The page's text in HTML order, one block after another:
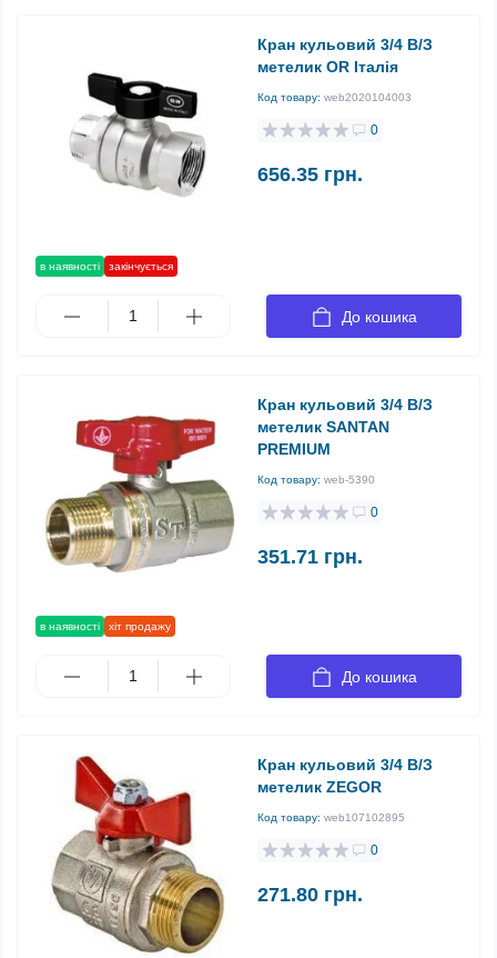
в наявності закінчується
Кран кульовий 3/4 В/З
метелик OR Італія
Код товару: web2020104003
0
656.35 грн.
До кошика
в наявності хіт продажу
Кран кульовий 3/4 В/З
метелик SANTAN
PREMIUM
Код товару: web-5390
0
351.71 грн.
До кошика
Кран кульовий 3/4 В/З
метелик ZEGOR
Код товару: web107102895
0
271.80 грн.